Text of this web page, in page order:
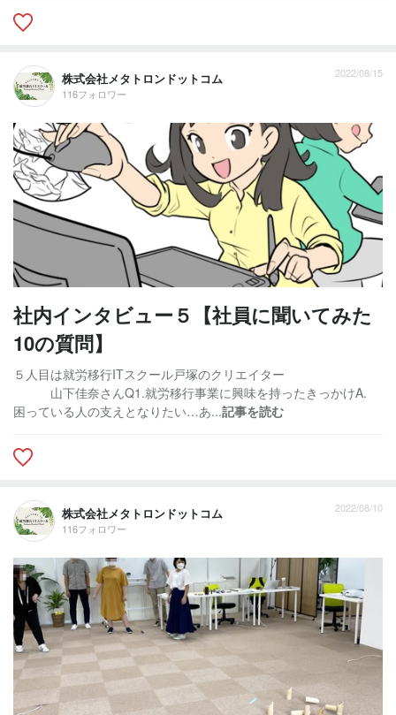
株式会社メタトロンドットコム
116フォロワー
2022/08/15
社内インタビュー５【社員に聞いてみた
10の質問】
５人目は就労移行ITスクール戸塚のクリエイター
山下佳奈さんQ1.就労移行事業に興味を持ったきっかけA.
困っている人の支えとなりたい…あ...記事を読む
株式会社メタトロンドットコム
116フォロワー
2022/08/10